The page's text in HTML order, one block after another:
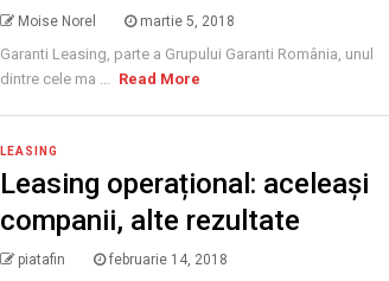
Moise Norel martie 5, 2018
Garanti Leasing, parte a Grupului Garanti România, unul
dintre cele ma ... Read More
LEASING
Leasing operațional: aceleași
companii, alte rezultate
piatafin februarie 14, 2018